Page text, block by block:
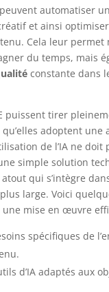
automatiser
et ainsi
Cela leur permet
du temps, mais
constante dans
puissent tirer
qu’elles adoptent une
de l’IA ne doit
simple solution
qui s’intègre
large. Voici
mise en œuvre
spécifiques de
d’IA adaptés aux